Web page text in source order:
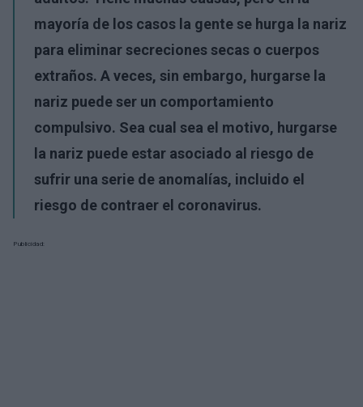
mayoría de los casos la gente se hurga la nariz
para eliminar secreciones secas o cuerpos
extraños. A veces, sin embargo, hurgarse la
nariz puede ser un comportamiento
compulsivo. Sea cual sea el motivo, hurgarse
la nariz puede estar asociado al riesgo de
sufrir una serie de anomalías, incluido el
riesgo de contraer el coronavirus.
Publicidad: